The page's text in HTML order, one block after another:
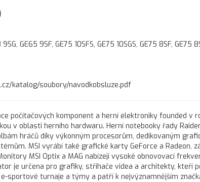
GE65 9SF, GE75 10SFS, GE75 10SGS, GE75 8SF, GE75
katalog/soubory/navodkobsluze.pdf
počítačových komponent a herní elektroniky founded v
v oblasti herního hardwaru. Herní notebooky řady
hráčů díky výkonným procesorům, dedikovaným
MSI vyrábí také grafické karty GeForce a Radeon,
MSI Optix a MAG nabízejí vysoké obnovovací
je určena pro grafiky, střihače videa a architekty, kteří
sportové turnaje a týmy a patří k nejvýznamnějším